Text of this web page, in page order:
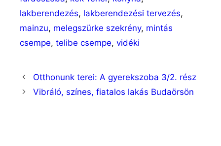
lakberendezés, lakberendezési tervezés,
mainzu, melegszürke szekrény, mintás
csempe, telibe csempe, vidéki
Otthonunk terei: A gyerekszoba 3/2. rész
Vibráló, színes, fiatalos lakás Budaörsön